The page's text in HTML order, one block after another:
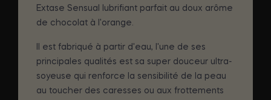
Extase Sensual lubrifiant parfait au doux arôme
de chocolat à l'orange.
Il est fabriqué à partir d'eau, l'une de ses
principales qualités est sa super douceur ultra-
soyeuse qui renforce la sensibilité de la peau
au toucher des caresses ou aux frottements